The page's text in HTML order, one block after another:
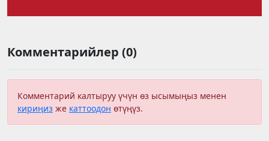
Комментарийлер (0)
Комментарий калтыруу үчүн өз ысымыңыз менен
кириңиз же каттоодон өтүңүз.